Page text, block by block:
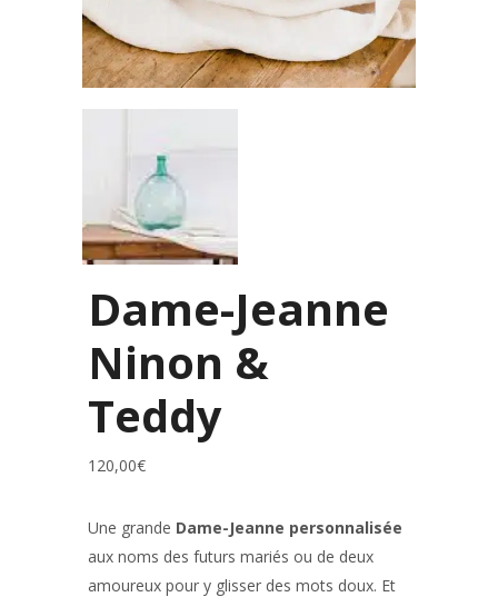
Dame-Jeanne
Ninon &
Teddy
120,00€
Une grande Dame-Jeanne personnalisée
aux noms des futurs mariés ou de deux
amoureux pour y glisser des mots doux. Et